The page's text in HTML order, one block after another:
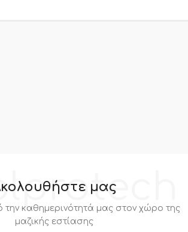
μας
την καθημερινότητά μας στον χώρο της
μαζικής εστίασης